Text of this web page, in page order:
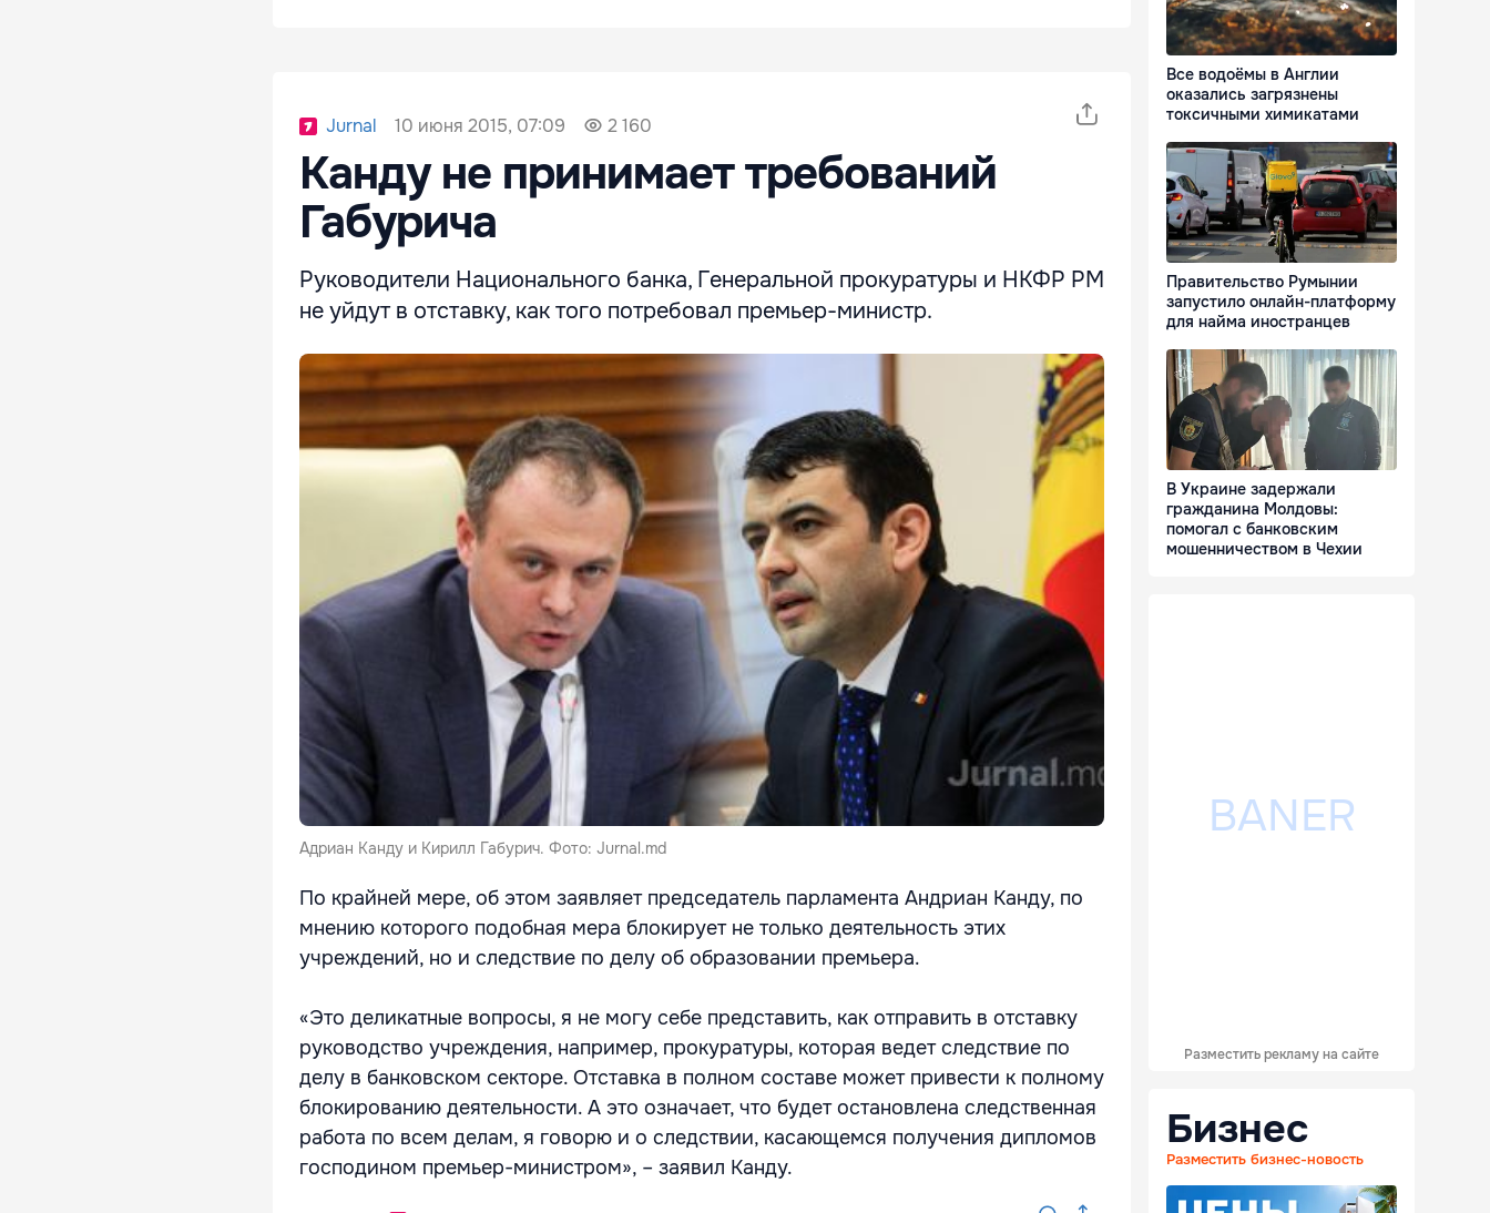
Jurnal 10 июня 2015, 07:09 2 160
Канду не принимает требований
Габурича
Руководители Национального банка, Генеральной прокуратуры и НКФР РМ
не уйдут в отставку, как того потребовал премьер-министр.
Адриан Канду и Кирилл Габурич. Фото: Jurnal.md
По крайней мере, об этом заявляет председатель парламента Андриан Канду, по
мнению которого подобная мера блокирует не только деятельность этих
учреждений, но и следствие по делу об образовании премьера.
«Это деликатные вопросы, я не могу себе представить, как отправить в отставку
руководство учреждения, например, прокуратуры, которая ведет следствие по
делу в банковском секторе. Отставка в полном составе может привести к полному
блокированию деятельности. А это означает, что будет остановлена следственная
работа по всем делам, я говорю и о следствии, касающемся получения дипломов
господином премьер-министром», – заявил Канду.
Все водоёмы в Англии
оказались загрязнены
токсичными химикатами
Правительство Румынии
запустило онлайн-платформу
для найма иностранцев
В Украине задержали
гражданина Молдовы:
помогал с банковским
мошенничеством в Чехии
Разместить рекламу на сайте
Бизнес
Разместить бизнес-новость